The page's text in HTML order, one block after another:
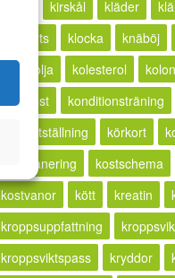
kirskål kläder
klickhets
klocka knäböj
kokosolja
kolesterol
kompost
konditionsträning
konstutställning
körkort
kostplanering
kostschema
kostvanor
kött kreatin
kroppsuppfattning
kroppsviktspass
kryddor